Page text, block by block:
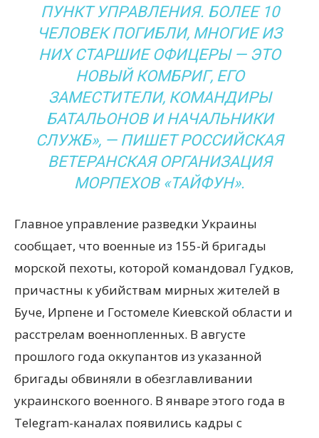
ПУНКТ УПРАВЛЕНИЯ. БОЛЕЕ 10
ЧЕЛОВЕК ПОГИБЛИ, МНОГИЕ ИЗ
НИХ СТАРШИЕ ОФИЦЕРЫ — ЭТО
НОВЫЙ КОМБРИГ, ЕГО
ЗАМЕСТИТЕЛИ, КОМАНДИРЫ
БАТАЛЬОНОВ И НАЧАЛЬНИКИ
СЛУЖБ», — ПИШЕТ РОССИЙСКАЯ
ВЕТЕРАНСКАЯ ОРГАНИЗАЦИЯ
МОРПЕХОВ «ТАЙФУН».
Главное управление разведки Украины
сообщает, что военные из 155-й бригады
морской пехоты, которой командовал Гудков,
причастны к убийствам мирных жителей в
Буче, Ирпене и Гостомеле Киевской области и
расстрелам военнопленных. В августе
прошлого года оккупантов из указанной
бригады обвиняли в обезглавливании
украинского военного. В январе этого года в
Telegram-каналах появились кадры с